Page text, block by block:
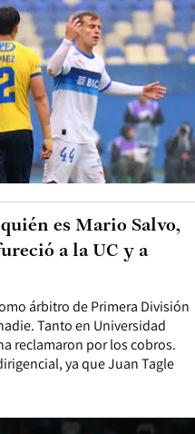
árbitro de Primera División
Tanto en Universidad
reclamaron por los cobros.
ya que Juan Tagle
es Mario Salvo,
a la UC y a